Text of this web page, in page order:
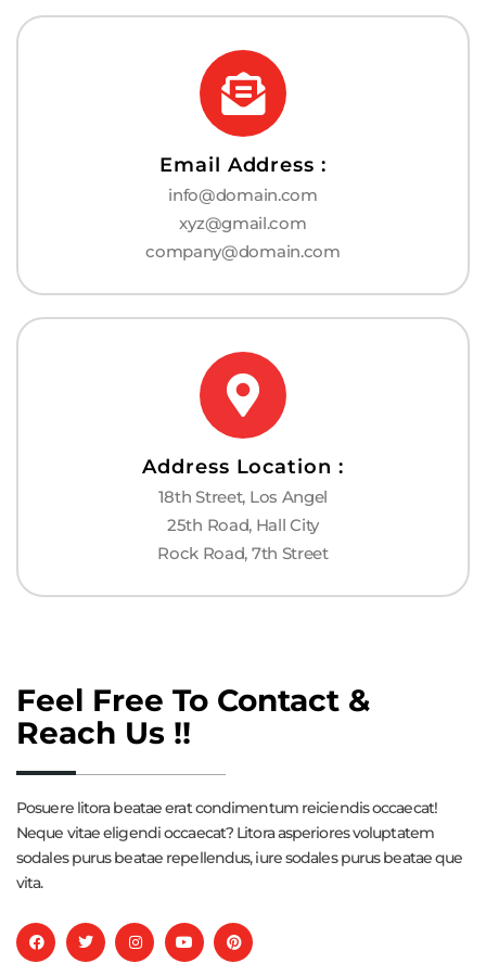
Email Address :
info@domain.com
xyz@gmail.com
company@domain.com
Address Location :
18th Street, Los Angel
25th Road, Hall City
Rock Road, 7th Street
Feel Free To Contact &
Reach Us !!
Posuere litora beatae erat condimentum reiciendis occaecat!
Neque vitae eligendi occaecat? Litora asperiores voluptatem
sodales purus beatae repellendus, iure sodales purus beatae que
vita.